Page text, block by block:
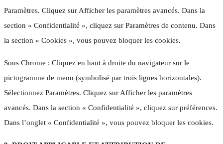
Paramètres. Cliquez sur Afficher les paramètres avancés. Dans la
section « Confidentialité », cliquez sur Paramètres de contenu. Dans
la section « Cookies », vous pouvez bloquer les cookies.
Sous Chrome : Cliquez en haut à droite du navigateur sur le
pictogramme de menu (symbolisé par trois lignes horizontales).
Sélectionnez Paramètres. Cliquez sur Afficher les paramètres
avancés. Dans la section « Confidentialité », cliquez sur préférences.
Dans l’onglet « Confidentialité », vous pouvez bloquer les cookies.